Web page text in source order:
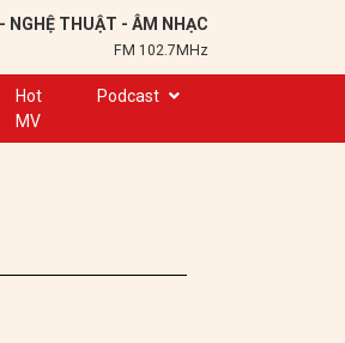
NGHỆ THUẬT - ÂM NHẠC
FM 102.7MHz
Hot
MV
Podcast
Trạm 102,7